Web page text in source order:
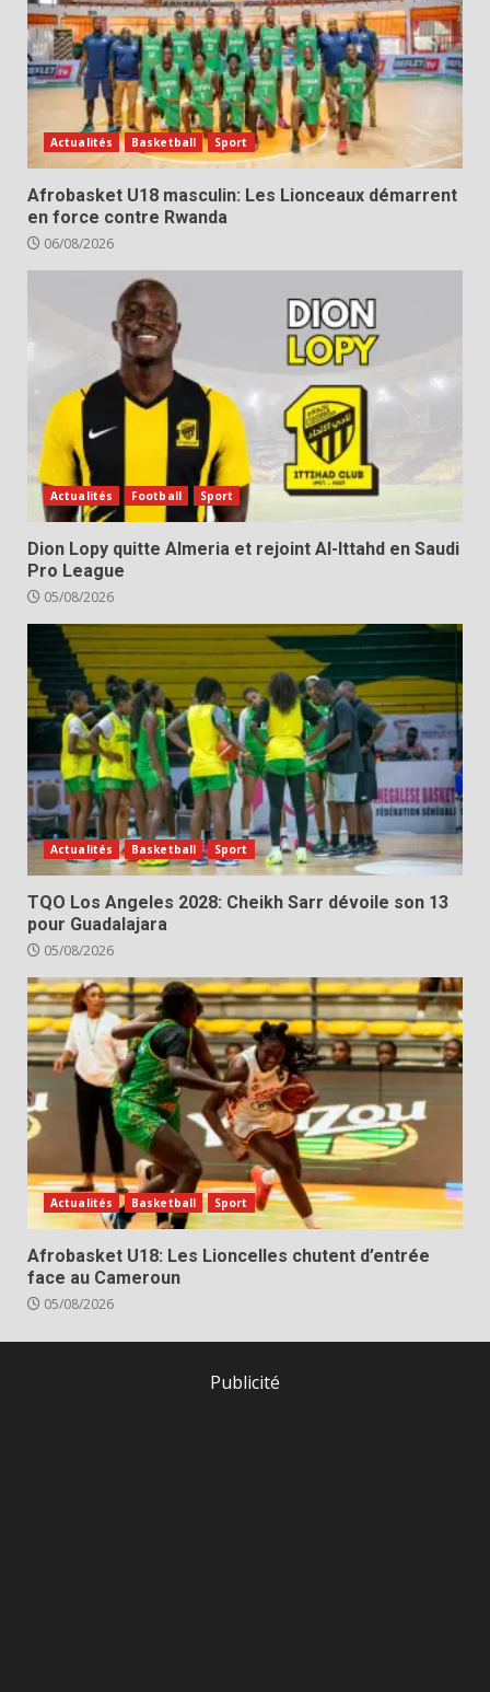
Actualités Basketball Sport
Afrobasket U18 masculin: Les Lionceaux démarrent
en force contre Rwanda
06/08/2026
Actualités Football Sport
Dion Lopy quitte Almeria et rejoint Al-Ittahd en Saudi
Pro League
05/08/2026
Actualités Basketball Sport
TQO Los Angeles 2028: Cheikh Sarr dévoile son 13
pour Guadalajara
05/08/2026
Actualités Basketball Sport
Afrobasket U18: Les Lioncelles chutent d’entrée
face au Cameroun
05/08/2026
Publicité